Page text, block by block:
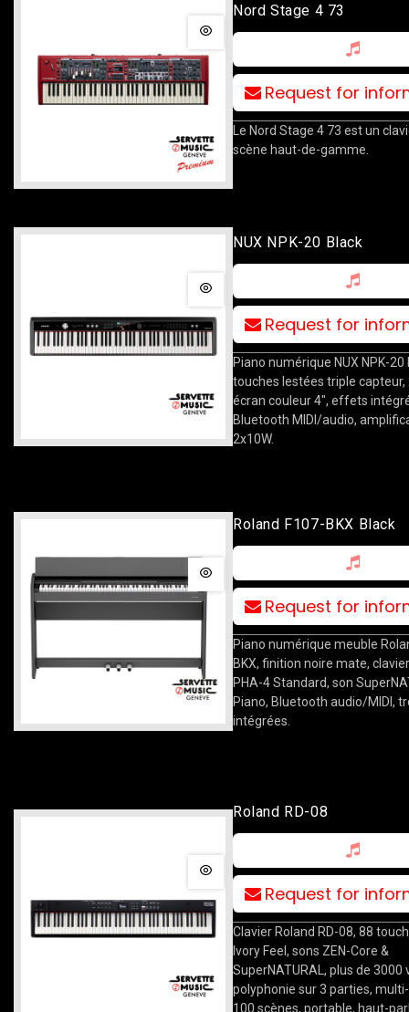
Nord Stage 4 73
Request for
Le Nord Stage 4 73 est un
scène haut-de-gamme.
NUX NPK-20 Black
Request for
Piano numérique NUX NPK-20
touches lestées triple capteur,
écran couleur 4", effets
Bluetooth MIDI/audio,
2x10W.
Roland F107-BKX Black
Request for
Piano numérique meuble
BKX, finition noire mate,
PHA-4 Standard, son
Piano, Bluetooth audio/MIDI,
intégrées.
Roland RD-08
Request for
Clavier Roland RD-08, 88
Ivory Feel, sons ZEN-Core &
SuperNATURAL, plus de 3000
polyphonie sur 3 parties,
100 scènes, portable, haut-